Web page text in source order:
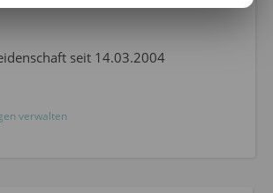
seit 14.03.2004
verwalten